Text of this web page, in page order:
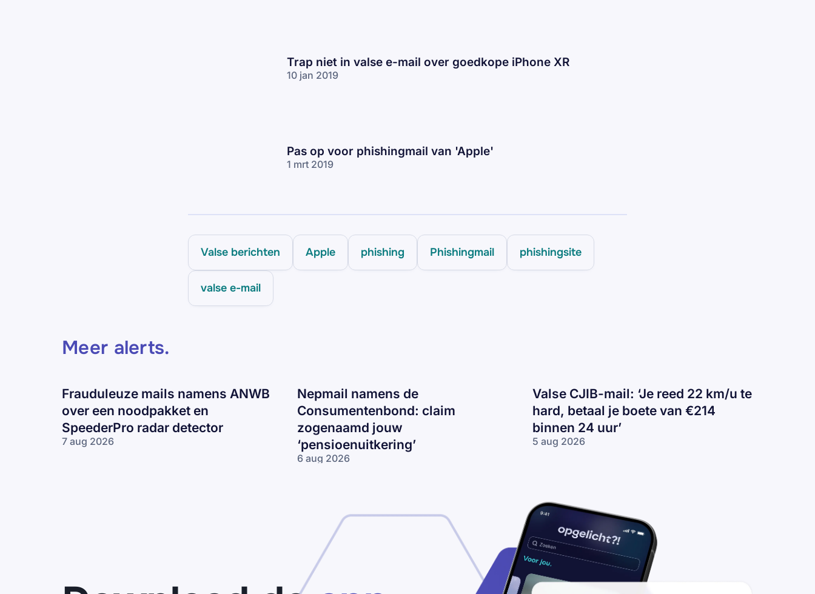
Trap niet in valse e-mail over goedkope iPhone XR
10 jan 2019
Pas op voor phishingmail van 'Apple'
1 mrt 2019
Valse berichten Apple phishing Phishingmail phishingsite
valse e-mail
Meer alerts.
Frauduleuze mails namens ANWB
over een noodpakket en
SpeederPro radar detector
7 aug 2026
Nepmail namens de
Consumentenbond: claim
zogenaamd jouw
‘pensioenuitkering’
6 aug 2026
‘pensioenuitkering’
Valse CJIB-mail: ‘Je reed 22 km/u te
hard, betaal je boete van €214
binnen 24 uur’
5 aug 2026
reed
22
te
hard,
betaal
je
boete